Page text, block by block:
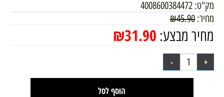
מק"ט: 4008600384472
מחיר:
₪45.90
מחיר מבצע: ₪31.90
הוסף לסל